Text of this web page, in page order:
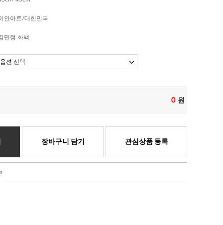
안아트/대한민국
민정 화백
0 원
장바구니 담기 관심상품 등록